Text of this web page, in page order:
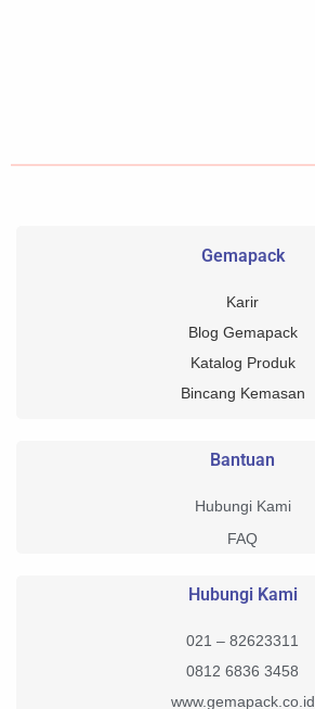
Gemapack
Karir
Blog Gemapack
Katalog Produk
Bincang Kemasan
Bantuan
Hubungi Kami
FAQ
Hubungi Kami
021 – 82623311
0812 6836 3458
www.gemapack.co.id